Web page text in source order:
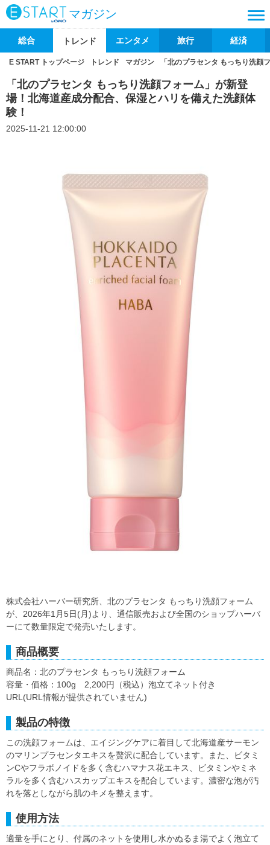
マガジン
総合 トレンド エンタメ 旅行 経済
E START トップページ トレンド マガジン 「北のプラセンタ もっちり洗
「北のプラセンタ もっちり洗顔フォーム」が新登
場！北海道産成分配合、保湿とハリを備えた洗顔体
験！
2025-11-21 12:00:00
株式会社ハーバー研究所、北のプラセンタ もっちり洗顔フォーム
が、2026年1月5日(月)より、通信販売および全国のショップハーバ
ーにて数量限定で発売いたします。
商品概要
商品名：北のプラセンタ もっちり洗顔フォーム
容量・価格：100g 2,200円（税込）泡立てネット付き
URL(URL情報が提供されていません)
製品の特徴
この洗顔フォームは、エイジングケアに着目して北海道産サーモン
のマリンプラセンタエキスを贅沢に配合しています。また、ビタミ
ンCやフラボノイドを多く含むハマナス花エキス、ビタミンやミネ
ラルを多く含むハスカップエキスを配合しています。濃密な泡が汚
れを落としながら肌のキメを整えます。
使用方法
適量を手にとり、付属のネットを使用し水かぬるま湯でよく泡立て